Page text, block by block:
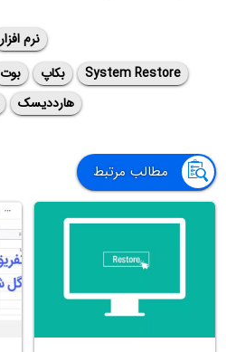
نرم افزار
System Restore
بکاپ بوت
هارددیسک
مطالب مرتبط